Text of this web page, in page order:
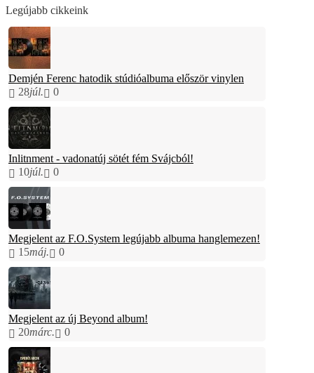
Legújabb cikkeink
Demjén Ferenc hatodik stúdióalbuma először vinylen
28júl. 0
Inlitnment - vadonatúj sötét fém Svájcból!
10júl. 0
Megjelent az F.O.System legújabb albuma hanglemezen!
15máj. 0
Megjelent az új Beyond album!
20márc. 0